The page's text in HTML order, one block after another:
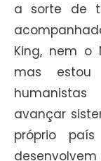
a sorte de
King, nem o
mas
avançar
próprio